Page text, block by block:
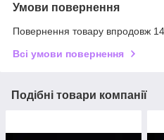
Умови повернення
Повернення товару впродовж
Всі умови повернення
Подібні товари компанії